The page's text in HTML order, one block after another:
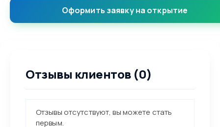
Оформить заявку на открытие
Отзывы клиентов (0)
Отзывы отсутствуют, вы можете стать
первым.